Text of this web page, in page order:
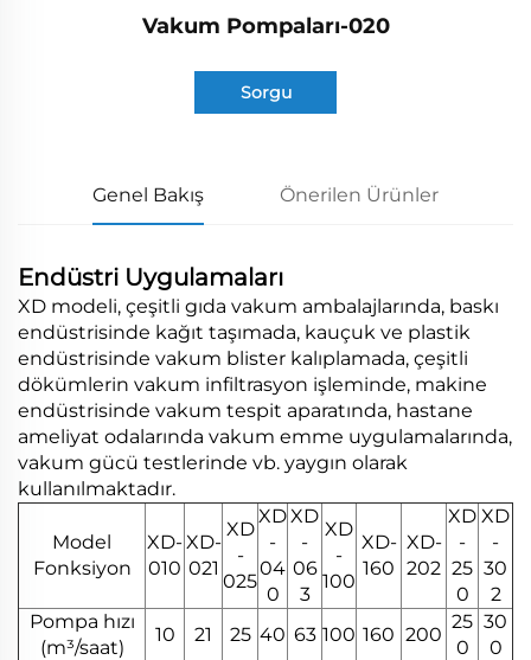
Vakum Pompaları-020
Sorgu
Genel Bakış Önerilen Ürünler
Endüstri Uygulamaları
XD modeli, çeşitli gıda vakum ambalajlarında, baskı
endüstrisinde kağıt taşımada, kauçuk ve plastik
endüstrisinde vakum blister kalıplamada, çeşitli
dökümlerin vakum infiltrasyon işleminde, makine
endüstrisinde vakum tespit aparatında, hastane
ameliyat odalarında vakum emme uygulamalarında,
vakum gücü testlerinde vb. yaygın olarak
kullanılmaktadır.
Model
Fonksiyon
XD-
010
XD-
021
XD
-
025
XD
-
04
0
XD
-
06
3
XD
-
100
XD-
160
XD-
202
XD
-
25
0
XD
-
30
2
Pompa hızı
(m³/saat)
10 21 25 40 63 100 160 200
25
0
30
0